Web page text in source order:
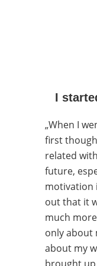
I
„When I
first
related
future,
motivation
out that it
much
only about
about my